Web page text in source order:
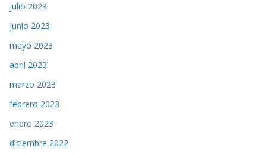
julio 2023
junio 2023
mayo 2023
abril 2023
marzo 2023
febrero 2023
enero 2023
diciembre 2022